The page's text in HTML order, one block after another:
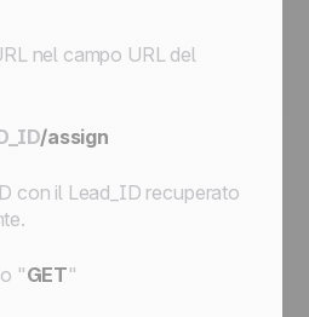
nel campo URL del
/assign
con il Lead_ID recuperato
"GET"